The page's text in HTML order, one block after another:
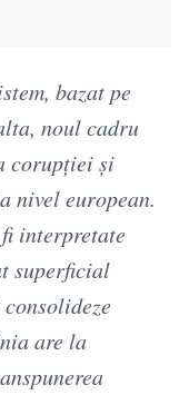
bazat pe
noul cadru
corupției și
nivel european.
interpretate
superficial
are la